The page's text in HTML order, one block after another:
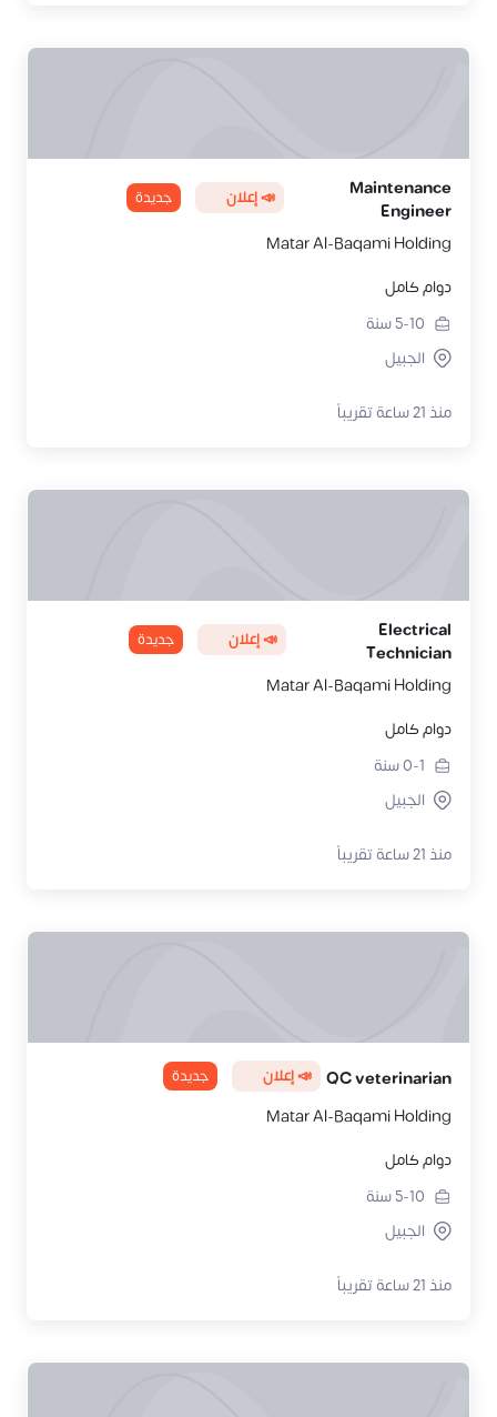
Maintenance
Engineer
📣 إعلان جديدة
Matar Al-Baqami Holding
دوام كامل
5-10سنة
الجبيل
منذ 21 ساعة تقريباً
Electrical
Technician
📣 إعلان جديدة
Matar Al-Baqami Holding
دوام كامل
0-1سنة
الجبيل
منذ 21 ساعة تقريباً
QC veterinarian 📣 إعلان جديدة
Matar Al-Baqami Holding
دوام كامل
5-10سنة
الجبيل
منذ 21 ساعة تقريباً